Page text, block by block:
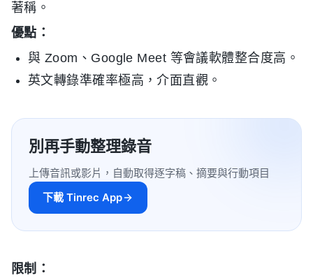
著稱。
優點：
與 Zoom、Google Meet 等會議軟體整合度高。
英文轉錄準確率極高，介面直觀。
別再手動整理錄音
上傳音訊或影片，自動取得逐字稿、摘要與行動項目
下載 Tinrec App
限制：